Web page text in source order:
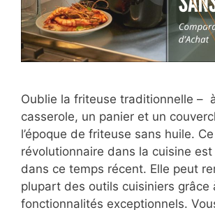
Oublie la friteuse traditionnelle –
casserole, un panier et un
l’époque de friteuse sans huile.
révolutionnaire dans la cuisine
dans ce temps récent. Elle peut
plupart des outils cuisiniers grâce
fonctionnalités exceptionnels.